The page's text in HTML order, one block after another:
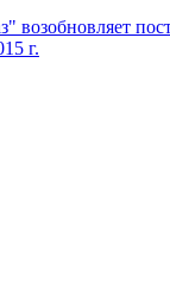
возобновляет
г.